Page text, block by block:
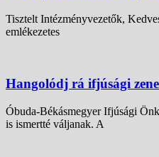
Tisztelt Intézményvezetők,
emlékezetes
Hangolódj rá ifjúsági
Óbuda-Békásmegyer Ifjúsági
is ismertté váljanak. A